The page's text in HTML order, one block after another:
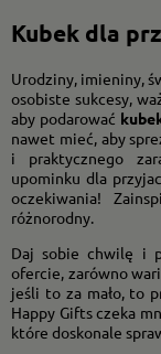
Kubek dla
Urodziny, imieniny,
osobiste sukcesy,
aby podarować
nawet mieć, aby
i praktycznego
upominku dla
oczekiwania!
różnorodny.
Daj sobie chwilę i
ofercie, zarówno
jeśli to za mało, to
Happy Gifts czeka
które doskonale